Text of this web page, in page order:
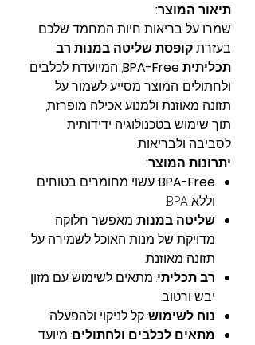
תיאור המוצר:
שמרו על בריאות חיות המחמד שלכם
בעזרתקופסת שליטה במנות רב
תכליתית BPA-Free
, המיועדת לכלבים
ולחתולים. המוצר מסייע לשמור על
תזונה מאוזנת ולמנוע אכילה מופרזת,
תוך שימוש בטכנולוגיה ידידותית
לסביבה ולבריאות.
יתרונות המוצר:
BPA-Free: עשוי מחומרים בטוחים
וללא BPA.
שליטה במנות: מאפשר חלוקה
מדויקת של מנות האוכל לשמירה על
תזונה מאוזנת.
רב תכליתי: מתאים לשימוש עם מזון
יבש ורטוב.
נוח לשימוש: קל לניקוי ולהפעלה.
מתאים לכלבים ולחתולים: מיועד